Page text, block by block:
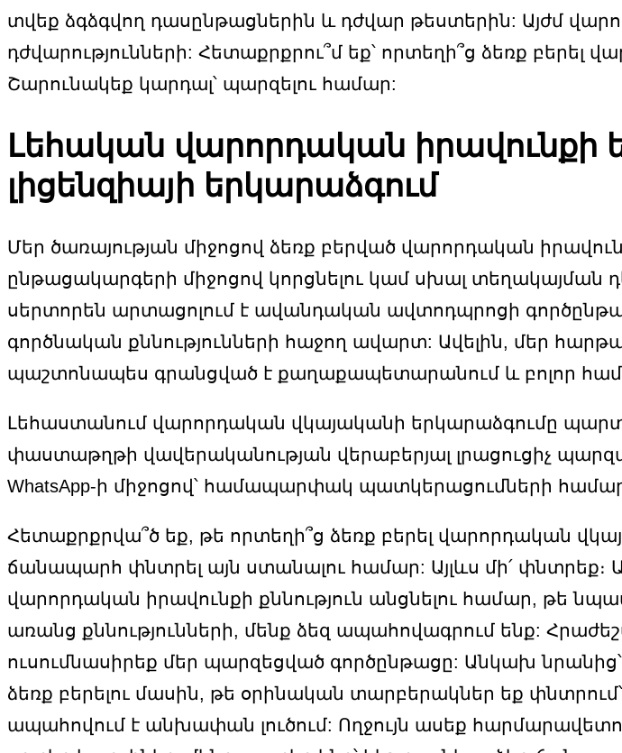
տվեք ձգձգվող դասընթացներին և դժվար թեստերին: Այժմ
դժվարությունների: Հետաքրքրու՞մ եք՝ որտեղի՞ց ձեռք բերել
Շարունակեք կարդալ՝ պարզելու համար:
Լեհական վարորդական իրավունքի
լիցենզիայի երկարաձգում
Մեր ծառայության միջոցով ձեռք բերված վարորդական
ընթացակարգերի միջոցով կորցնելու կամ սխալ տեղակայման
սերտորեն արտացոլում է ավանդական ավտոդպրոցի
գործնական քննությունների հաջող ավարտ: Ավելին, մեր
պաշտոնապես գրանցված է քաղաքապետարանում և բոլոր
Լեհաստանում վարորդական վկայականի երկարաձգումը
փաստաթղթի վավերականության վերաբերյալ լրացուցիչ
WhatsApp-ի միջոցով՝ համապարփակ պատկերացումների
Հետաքրքրվա՞ծ եք, թե որտեղի՞ց ձեռք բերել վարորդական
ճանապարհ փնտրել այն ստանալու համար: Այլևս մի՛ փնտրեք։
վարորդական իրավունքի քննություն անցնելու համար, թե
առանց քննությունների, մենք ձեզ ապահովագրում ենք:
ուսումնասիրեք մեր պարզեցված գործընթացը: Անկախ
ձեռք բերելու մասին, թե օրինական տարբերակներ եք
ապահովում է անխափան լուծում: Ողջույն ասեք